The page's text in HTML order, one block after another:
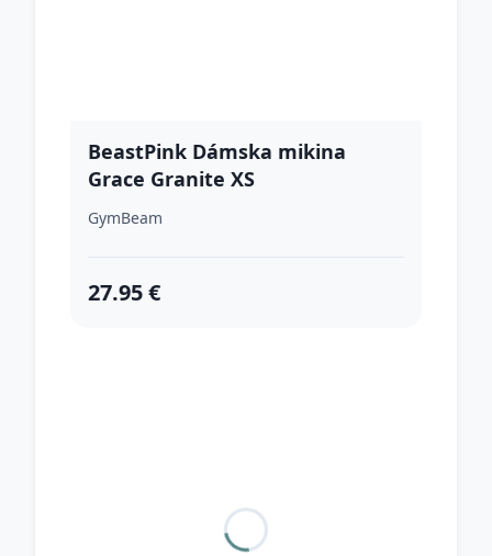
BeastPink Dámska mikina
Grace Granite XS
GymBeam
27.95 €